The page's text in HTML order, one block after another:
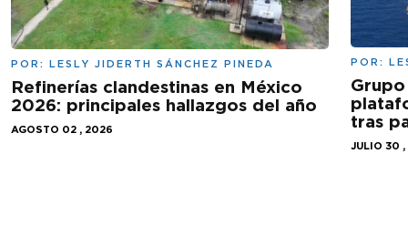
POR: LESLY JIDERTH SÁNCHEZ PINEDA
Refinerías clandestinas en México
2026: principales hallazgos del año
AGOSTO 02 , 2026
POR:
tras
JULIO 30